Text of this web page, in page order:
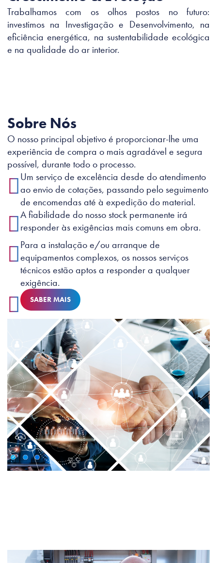
Trabalhamos com os olhos postos no futuro:
investimos na Investigação e Desenvolvimento, na
eficiência energética, na sustentabilidade ecológica
e na qualidade do ar interior.
Sobre Nós
O nosso principal objetivo é proporcionar-lhe uma
experiência de compra o mais agradável e segura
possível, durante todo o processo.
Um serviço de excelência desde do atendimento
ao envio de cotações, passando pelo seguimento
de encomendas até à expedição do material.
A fiabilidade do nosso stock permanente irá
responder às exigências mais comuns em obra.
Para a instalação e/ou arranque de
equipamentos complexos, os nossos serviços
técnicos estão aptos a responder a qualquer
exigência.
SABER MAIS